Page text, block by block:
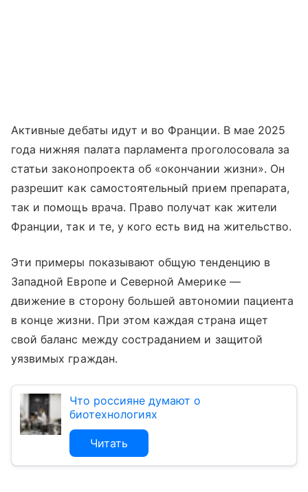
Активные дебаты идут и во Франции. В мае 2025
года нижняя палата парламента проголосовала за
статьи законопроекта об «окончании жизни». Он
разрешит как самостоятельный прием препарата,
так и помощь врача. Право получат как жители
Франции, так и те, у кого есть вид на жительство.
Эти примеры показывают общую тенденцию в
Западной Европе и Северной Америке —
движение в сторону большей автономии пациента
в конце жизни. При этом каждая страна ищет
свой баланс между состраданием и защитой
уязвимых граждан.
Что россияне думают о
биотехнологиях
Читать